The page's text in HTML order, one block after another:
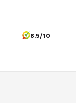
8.5/10